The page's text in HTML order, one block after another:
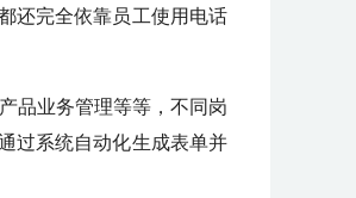
还完全依靠员工使用电话
品业务管理等等，不同岗
过系统自动化生成表单并